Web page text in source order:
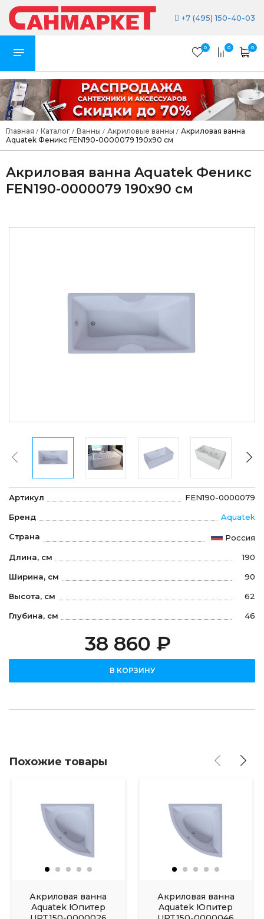
+7 (495) 150-40-03
0 0 0
Главная / Каталог / Ванны / Акриловые ванны / Акриловая ванна
Aquatek Феникс FEN190-0000079 190х90 см
Акриловая ванна Aquatek Феникс
FEN190-0000079 190х90 см
Артикул FEN190-0000079
Бренд Aquatek
Страна Россия
Длина, см 190
Ширина, см 90
Высота, см 62
Глубина, см 46
38 860 ₽
В КОРЗИНУ
Похожие товары
Акриловая ванна
Aquatek Юпитер
Акриловая ванна
Aquatek Юпитер